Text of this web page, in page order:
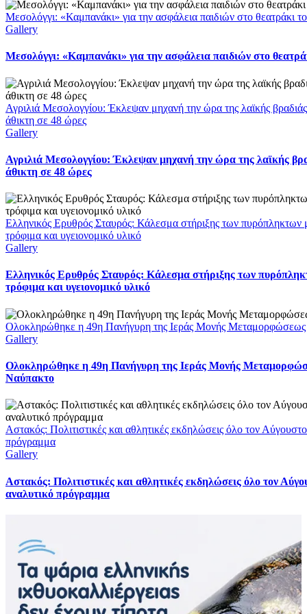
Μεσολόγγι: «Καμπανάκι» για την ασφάλεια παιδιών στο θεατράκι
Gallery
Μεσολόγγι: «Καμπανάκι» για την ασφάλεια παιδιών στο
Αγριλιά Μεσολογγίου: Έκλεψαν μηχανή την ώρα της λαϊκής
άθικτη σε 48 ώρες
Gallery
Αγριλιά Μεσολογγίου: Έκλεψαν μηχανή την ώρα της λαϊκής
άθικτη σε 48 ώρες
Ελληνικός Ερυθρός Σταυρός: Κάλεσμα στήριξης των πυρόπληκτων
τρόφιμα και υγειονομικό υλικό
Gallery
Ελληνικός Ερυθρός Σταυρός: Κάλεσμα στήριξης των
τρόφιμα και υγειονομικό υλικό
Ολοκληρώθηκε η 49η Πανήγυρη της Ιεράς Μονής
Gallery
Ολοκληρώθηκε η 49η Πανήγυρη της Ιεράς Μονής
Ναύπακτο
Αστακός: Πολιτιστικές και αθλητικές εκδηλώσεις όλο τον
πρόγραμμα
Gallery
Αστακός: Πολιτιστικές και αθλητικές εκδηλώσεις όλο τον
αναλυτικό πρόγραμμα